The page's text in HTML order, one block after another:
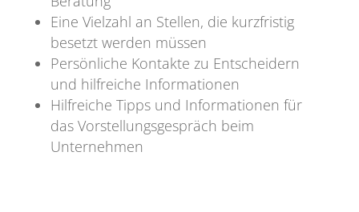
Eine Vielzahl an Stellen, die kurzfristig
besetzt werden müssen
Persönliche Kontakte zu Entscheidern
und hilfreiche Informationen
Hilfreiche Tipps und Informationen für
das Vorstellungsgespräch beim
Unternehmen